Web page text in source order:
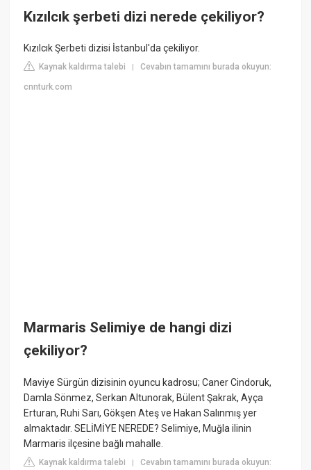
Kızılcık şerbeti dizi nerede çekiliyor?
Kızılcık Şerbeti dizisi İstanbul'da çekiliyor.
Kaynak kaldırma talebi |Cevabın tamamını burada okuyun:
cnnturk.com
Marmaris Selimiye de hangi dizi
çekiliyor?
Maviye Sürgün dizisinin oyuncu kadrosu; Caner Cindoruk,
Damla Sönmez, Serkan Altunorak, Bülent Şakrak, Ayça
Erturan, Ruhi Sarı, Gökşen Ateş ve Hakan Salınmış yer
almaktadır. SELİMİYE NEREDE? Selimiye, Muğla ilinin
Marmaris ilçesine bağlı mahalle.
Kaynak kaldırma talebi |Cevabın tamamını burada okuyun: